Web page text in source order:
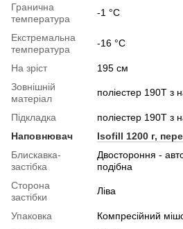
Гранична
температура
-1 °C
Екстремальна
температура
-16 °C
На зріст
195 см
Зовнішній
матеріал
поліестер 190T з
Підкладка
поліестер 190T з
Наповнювач
Isofill 1200 г,
Блискавка-
застібка
Двостороння -
подібна
Сторона
застібки
Ліва
Упаковка
Компресійний